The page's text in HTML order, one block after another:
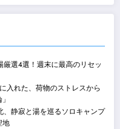
厳選4選！週末に最高のリセッ
入れた、荷物のストレスから
、静寂と湯を巡るソロキャンプ
地